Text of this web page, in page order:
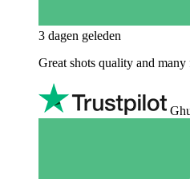
3 dagen geleden
Great shots quality and